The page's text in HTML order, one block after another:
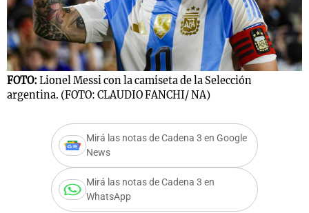
FOTO: Lionel Messi con la camiseta de la Selección
argentina. (FOTO: CLAUDIO FANCHI/ NA)
Mirá las notas de Cadena 3 en Google
News
Mirá las notas de Cadena 3 en
WhatsApp
Notas
Mundial 2026
Notas
Cadena 3